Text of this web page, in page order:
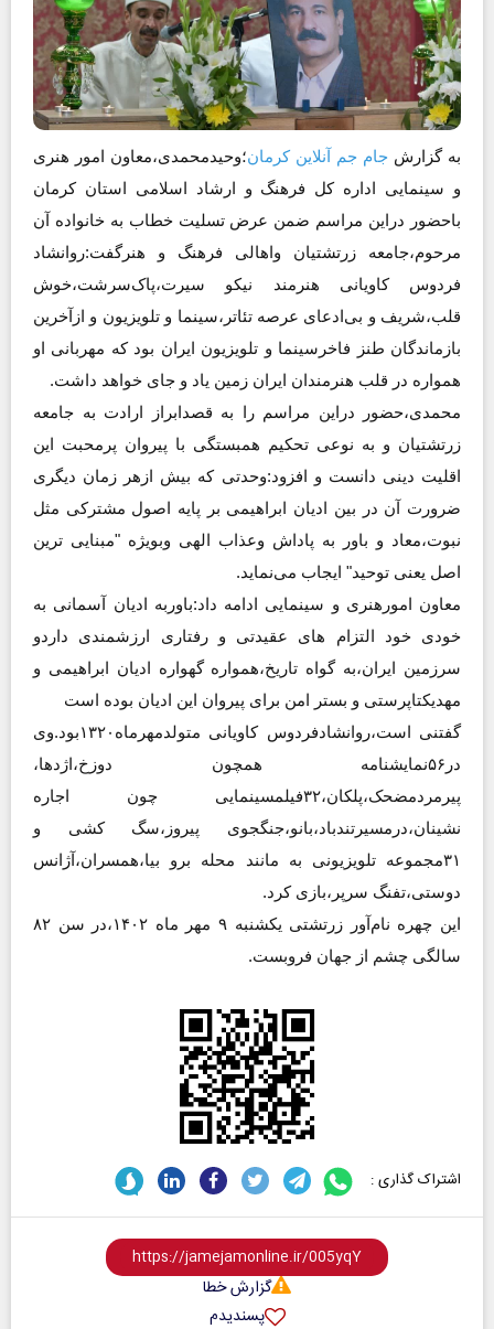
به گزارش جام جم آنلاین کرمان؛وحیدمحمدی،معاون امور هنری
و سینمایی اداره کل فرهنگ و ارشاد اسلامی استان کرمان
باحضور دراین مراسم ضمن عرض تسلیت خطاب به خانواده آن
مرحوم،جامعه زرتشتیان واهالی فرهنگ و هنرگفت:روانشاد
فردوس کاویانی هنرمند نیکو سیرت،پاک‌سرشت،خوش
قلب،شریف و بی‌ادعای عرصه تئاتر،سینما و تلویزیون و ازآخرین
بازماندگان طنز فاخرسینما و تلویزیون ایران بود که مهربانی او
همواره در قلب هنرمندان ایران زمین یاد و جای خواهد داشت.
محمدی،حضور دراین مراسم را به قصدابراز ارادت به جامعه
زرتشتیان و به نوعی تحکیم همبستگی با پیروان پرمحبت این
اقلیت دینی دانست و افزود:وحدتی که بیش ازهر زمان دیگری
ضرورت آن در بین ادیان ابراهیمی بر پایه اصول مشترکی مثل
نبوت،معاد و باور به پاداش وعذاب الهی وبویژه "مبنایی ترین
اصل یعنی توحید" ایجاب می‌نماید.
معاون امورهنری و سینمایی ادامه داد:باوربه ادیان آسمانی به
خودی خود التزام های عقیدتی و رفتاری ارزشمندی داردو
سرزمین ایران،به گواه تاریخ،همواره گهواره ادیان ابراهیمی و
مهدیکتاپرستی و بستر امن برای پیروان این ادیان بوده است
گفتنی است،روانشادفردوس کاویانی متولدمهرماه۱۳۲۰بود.
وی
در۵۶نمایشنامه همچون دوزخ،اژدها،
پیرمردمضحک،پلکان،۳۲فیلمسینمایی چون اجاره
نشینان،درمسیرتندباد،بانو،جنگجوی پیروز،سگ کشی و
۳۱مجموعه تلویزیونی به مانند محله برو بیا،همسران،آژانس
دوستی،تفنگ سرپر،بازی کرد.
این چهره نام‌آور زرتشتی یکشنبه ۹ مهر ماه ۱۴۰۲،در سن ۸۲
سالگی چشم از جهان فروبست.
اشتراک گذاری :
گزارش خطا
پسندیدم